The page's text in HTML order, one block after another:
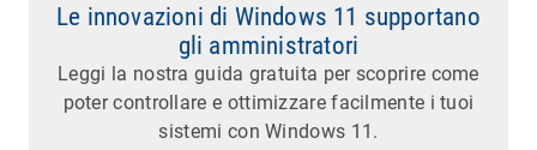
Le innovazioni di Windows 11 supportano
gli amministratori
Leggi la nostra guida gratuita per scoprire come
poter controllare e ottimizzare facilmente i tuoi
sistemi con Windows 11.